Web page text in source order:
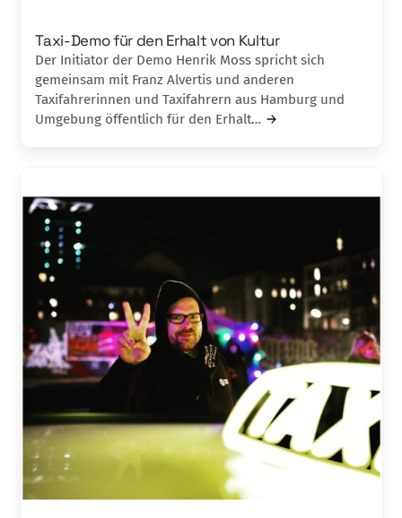
Taxi-Demo für den Erhalt von Kultur
Der Initiator der Demo Henrik Moss spricht sich
gemeinsam mit Franz Alvertis und anderen
Taxifahrerinnen und Taxifahrern aus Hamburg und
Umgebung öffentlich für den Erhalt…